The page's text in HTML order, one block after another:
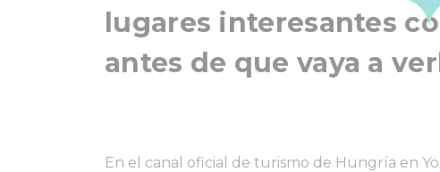
lugares interesantes
antes de que vaya a
En el canal oficial de turismo de Hungría en